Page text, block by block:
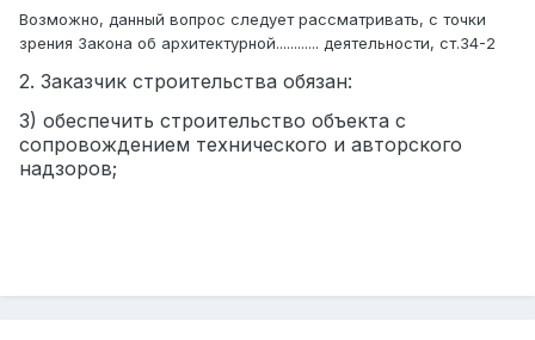
Возможно, данный вопрос следует рассматривать, с точки
зрения Закона об архитектурной............ деятельности, ст.34-2
2. Заказчик строительства обязан:
3) обеспечить строительство объекта с
сопровождением технического и авторского
надзоров;